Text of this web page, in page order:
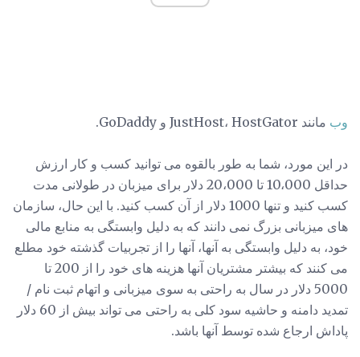
وب مانند JustHost، HostGator و GoDaddy.
در این مورد، شما به طور بالقوه می توانید کسب و کار ارزش
حداقل 10،000 تا 20،000 دلار برای میزبان در طولانی مدت
کسب کنید و تنها 1000 دلار از آن کسب کنید. با این حال، سازمان
های میزبانی بزرگ نمی دانند که به دلیل وابستگی به منابع مالی
خود، به دلیل وابستگی به آنها، آنها را از تجربیات گذشته خود مطلع
می کنند که بیشتر مشتریان آنها هزینه های خود را از 200 تا
5000 دلار در سال به راحتی به سوی میزبانی و اتهام ثبت نام /
تمدید دامنه و حاشیه سود کلی به راحتی می تواند بیش از 60 دلار
پاداش ارجاع شده توسط آنها باشد.